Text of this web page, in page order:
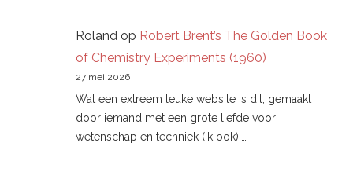
Roland op Robert Brent’s The Golden Book
of Chemistry Experiments (1960)
27 mei 2026
Wat een extreem leuke website is dit, gemaakt
door iemand met een grote liefde voor
wetenschap en techniek (ik ook).…